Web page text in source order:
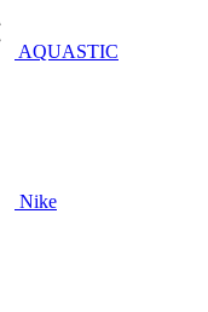
AQUASTIC
Nike